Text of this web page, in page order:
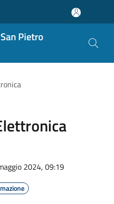
Pietro
2024, 09:19